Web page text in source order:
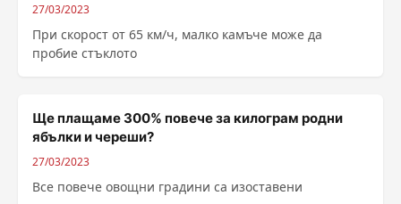
27/03/2023
При скорост от 65 км/ч, малко камъче може да
пробие стъклото
Ще плащаме 300% повече за килограм родни
ябълки и череши?
27/03/2023
Все повече овощни градини са изоставени